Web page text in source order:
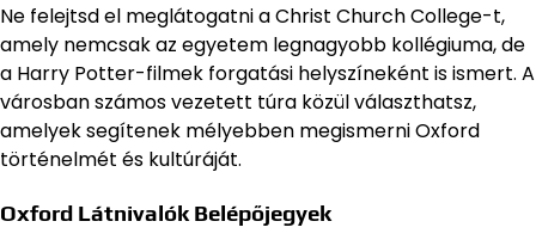
Ne felejtsd el meglátogatni a Christ Church College-t,
amely nemcsak az egyetem legnagyobb kollégiuma, de
a Harry Potter-filmek forgatási helyszíneként is ismert. A
városban számos vezetett túra közül választhatsz,
amelyek segítenek mélyebben megismerni Oxford
történelmét és kultúráját.
Oxford Látnivalók Belépőjegyek